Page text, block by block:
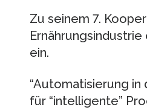
Zu seinem 7.
Ernährungsindustrie
ein.
“Automatisierung
für “intelligente”